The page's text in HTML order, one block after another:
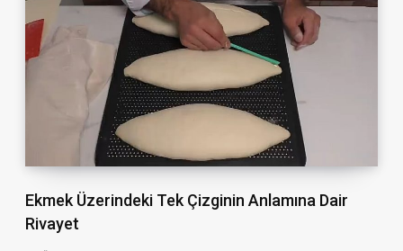
Ekmek Üzerindeki Tek Çizginin Anlamına Dair
Rivayet